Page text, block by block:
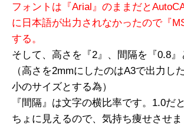
フォントは『Arial』のままだと
に日本語が出力されなかったので『
する。
そして、高さを『2』、間隔を『0.8』
（高さを2mmにしたのはA3で出力し
小のサイズとする為）
『間隔』は文字の横比率です。1.0だ
ちょに見えるので、気持ち痩せさせま